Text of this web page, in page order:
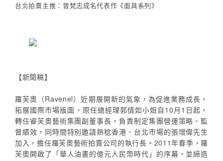
台北拍賣主推：曾梵志成名代表作《面具系列》
【新聞稿】
羅芙奧（Ravenel）近期展開新的氣象，為促進業務成長，
拓展國際市場版圖，原任總經理郭倩如小姐自10月1日起，
轉任睿芙奧藝術集團副董事長，負責制定集團營運策略、監
督績效，同時間特別邀請熟稔香港、台北市場的張增偉先生
加入，擔任羅芙奧藝術拍賣公司的執行長。2011年春季，羅
芙奧開啟了「華人油畫的億元人民幣時代」的序幕，並締造